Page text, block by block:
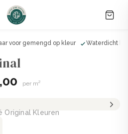
voor gemengd op kleur Waterdicht bij
per m²
Original Kleuren